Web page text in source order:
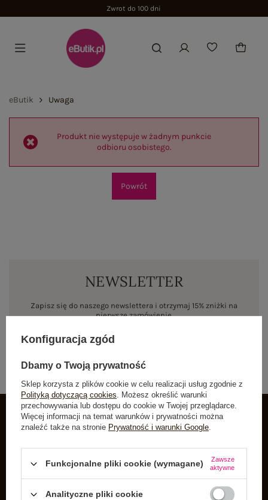
Zwrot do 100 dni
eButik Uwaga
Produkt nie występuje w żadnym punkcie
odbioru osobistego.
Powrót
NEWSLETTER
Zapisz się do naszego newslettera i otrzymaj 15% zniżki na
pierwsze zamówienie
INFORMACJE O BUTIK
Listy zakupowe
Konfiguracja zgód
Dbamy o Twoją prywatność
Sklep korzysta z plików cookie w celu realizacji usług zgodnie z
Polityką dotyczącą cookies. Możesz określić warunki
przechowywania lub dostępu do cookie w Twojej przeglądarce.
Więcej informacji na temat warunków i prywatności można
znaleźć także na stronie Prywatność i warunki Google.
Funkcjonalne pliki cookie (wymagane)
Zawsze
aktywne
Analityczne pliki cookie